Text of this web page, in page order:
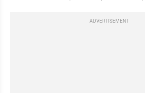
ADVERTISEMENT